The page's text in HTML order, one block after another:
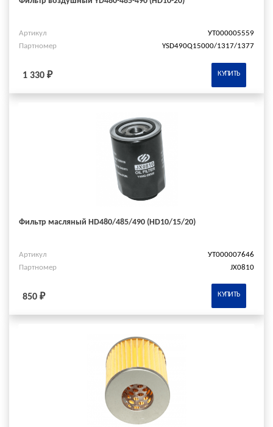
Артикул
УТ000005559
Партномер
YSD490Q15000/1317/1377
1 330 ₽ КУПИТЬ
Фильтр масляный HD480/485/490 (HD10/15/20)
Артикул
УТ000007646
Партномер
JX0810
850 ₽ КУПИТЬ